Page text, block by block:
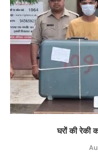
घरों की रेकी